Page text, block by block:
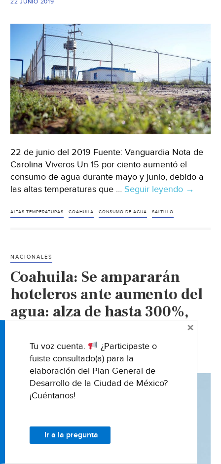
22 JUNIO 2019
22 de junio del 2019 Fuente: Vanguardia Nota de
Carolina Viveros Un 15 por ciento aumentó el
consumo de agua durante mayo y junio, debido a
las altas temperaturas que … Seguir leyendo
Saltillo;
se
→
ALTAS TEMPERATURAS COAHUILA CONSUMO DE AGUA SALTILLO
NACIONALES
Coahuila: Se ampararán
hoteleros ante aumento del
agua: alza de hasta 300%,
17 JUNIO 2019
Tu voz cuenta.
¿Participaste o
fuiste consultado(a) para la
elaboración del Plan General de
Desarrollo de la Ciudad de México?
¡Cuéntanos!
Ir a la pregunta
×